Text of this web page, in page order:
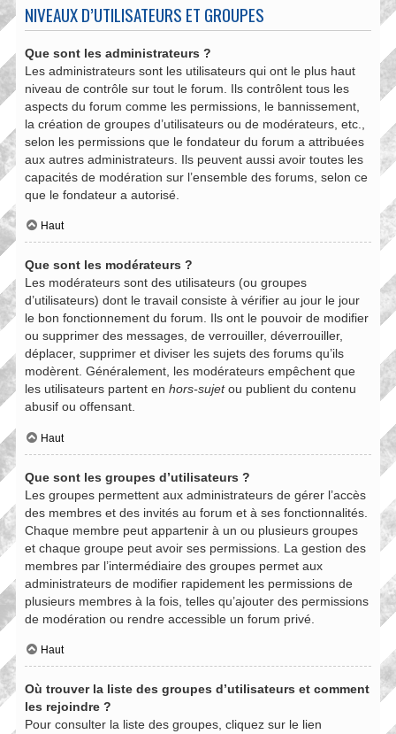
NIVEAUX D’UTILISATEURS ET GROUPES
Que sont les administrateurs ?
Les administrateurs sont les utilisateurs qui ont le plus haut
niveau de contrôle sur tout le forum. Ils contrôlent tous les
aspects du forum comme les permissions, le bannissement,
la création de groupes d’utilisateurs ou de modérateurs, etc.,
selon les permissions que le fondateur du forum a attribuées
aux autres administrateurs. Ils peuvent aussi avoir toutes les
capacités de modération sur l’ensemble des forums, selon ce
que le fondateur a autorisé.
Haut
Que sont les modérateurs ?
Les modérateurs sont des utilisateurs (ou groupes
d’utilisateurs) dont le travail consiste à vérifier au jour le jour
le bon fonctionnement du forum. Ils ont le pouvoir de modifier
ou supprimer des messages, de verrouiller, déverrouiller,
déplacer, supprimer et diviser les sujets des forums qu’ils
modèrent. Généralement, les modérateurs empêchent que
les utilisateurs partent en hors-sujetou publient du contenu
abusif ou offensant.
Haut
Que sont les groupes d’utilisateurs ?
Les groupes permettent aux administrateurs de gérer l’accès
des membres et des invités au forum et à ses fonctionnalités.
Chaque membre peut appartenir à un ou plusieurs groupes
et chaque groupe peut avoir ses permissions. La gestion des
membres par l’intermédiaire des groupes permet aux
administrateurs de modifier rapidement les permissions de
plusieurs membres à la fois, telles qu’ajouter des permissions
de modération ou rendre accessible un forum privé.
Haut
Où trouver la liste des groupes d’utilisateurs et comment
les rejoindre ?
Pour consulter la liste des groupes, cliquez sur le lien